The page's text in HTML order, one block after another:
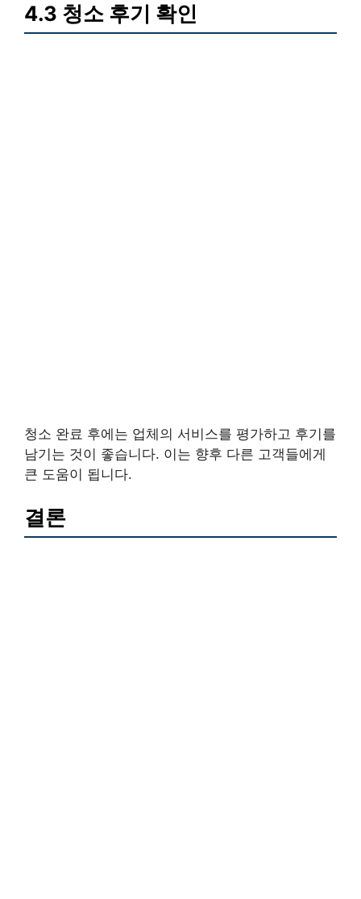
4.3 청소 후기 확인
청소 완료 후에는 업체의 서비스를 평가하고 후기를
남기는 것이 좋습니다. 이는 향후 다른 고객들에게
큰 도움이 됩니다.
결론